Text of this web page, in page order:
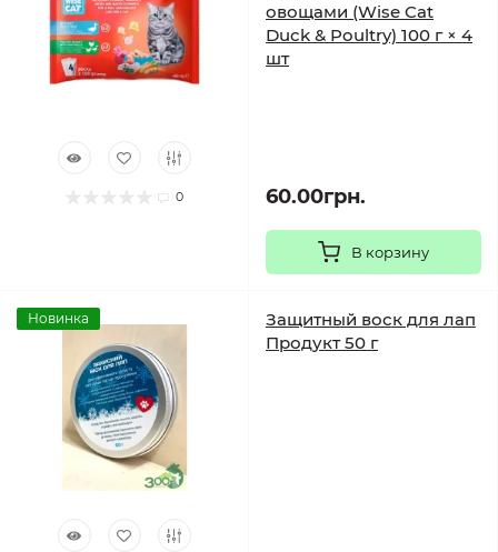
0
овощами (Wise Cat
Duck & Poultry) 100 г × 4
шт
60.00грн.
В корзину
Новинка
Защитный воск для лап
Продукт 50 г